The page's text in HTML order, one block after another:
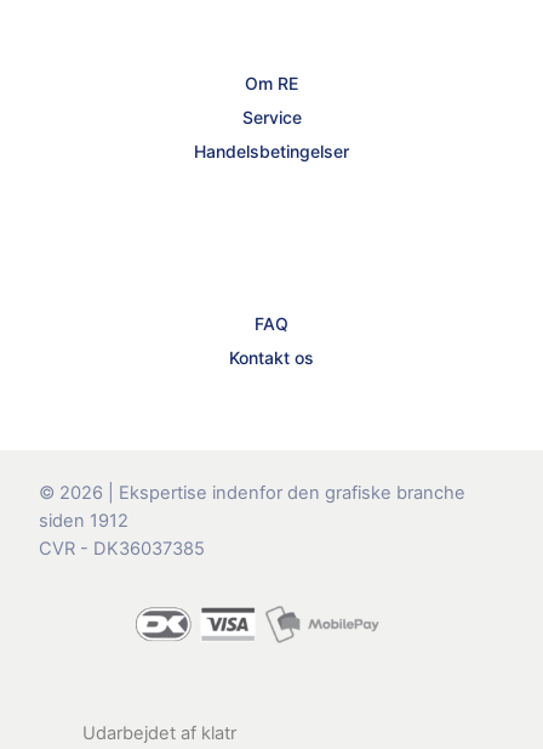
Om RE
Service
Handelsbetingelser
FAQ
Kontakt os
© 2026 | Ekspertise indenfor den grafiske branche
siden 1912
CVR - DK36037385
Udarbejdet af klatr